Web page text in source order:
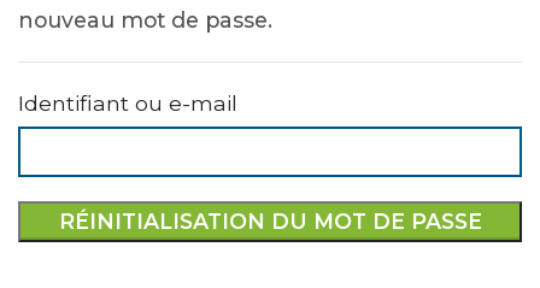
nouveau mot de passe.
Identifiant ou e-mail
RÉINITIALISATION DU MOT DE PASSE